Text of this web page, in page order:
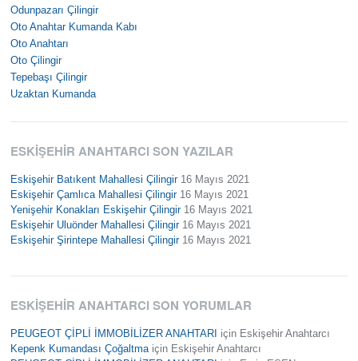
Odunpazarı Çilingir
Oto Anahtar Kumanda Kabı
Oto Anahtarı
Oto Çilingir
Tepebaşı Çilingir
Uzaktan Kumanda
ESKIŞEHIR ANAHTARCI SON YAZILAR
Eskişehir Batıkent Mahallesi Çilingir 16 Mayıs 2021
Eskişehir Çamlıca Mahallesi Çilingir 16 Mayıs 2021
Yenişehir Konakları Eskişehir Çilingir 16 Mayıs 2021
Eskişehir Uluönder Mahallesi Çilingir 16 Mayıs 2021
Eskişehir Şirintepe Mahallesi Çilingir 16 Mayıs 2021
ESKIŞEHIR ANAHTARCI SON YORUMLAR
PEUGEOT ÇİPLİ İMMOBİLİZER ANAHTARI için Eskişehir Anahtarcı
Kepenk Kumandası Çoğaltma için Eskişehir Anahtarcı